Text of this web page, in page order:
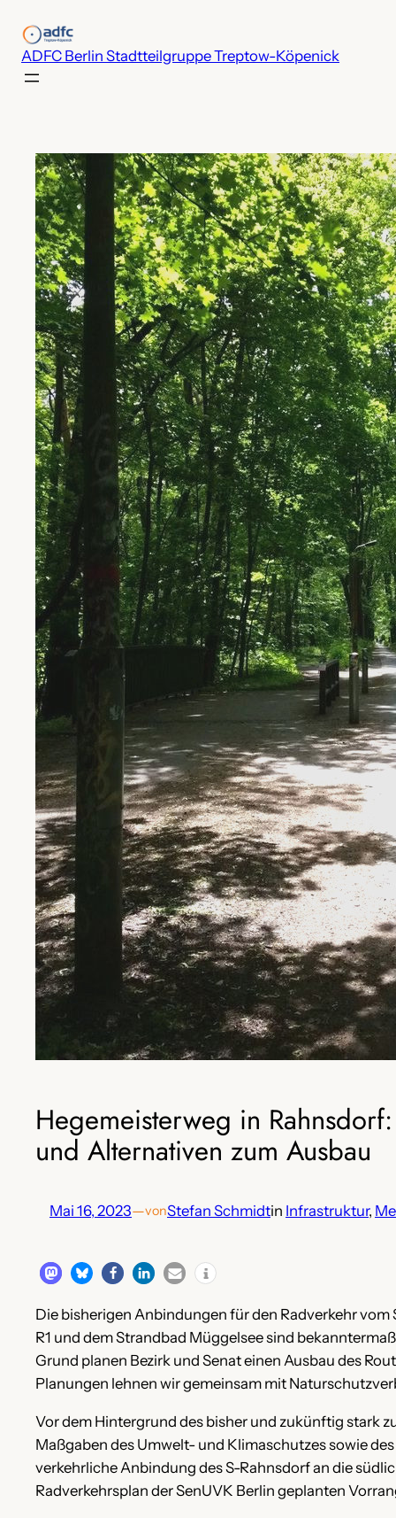
Inhalt
springen
ADFC Berlin Stadtteilgruppe Treptow-Köpenick
Hegemeisterweg in
und Alternativen zum Ausbau
Mai 16, 2023—vonStefan Schmidtin Infrastruktur,
Die bisherigen Anbindungen für den Radverkehr
R1 und dem Strandbad Müggelsee sind
Grund planen Bezirk und Senat einen Ausbau des
Planungen lehnen wir gemeinsam mit
Vor dem Hintergrund des bisher und zukünftig stark
Maßgaben des Umwelt- und Klimaschutzes sowie
verkehrliche Anbindung des S-Rahnsdorf an die
Radverkehrsplan der SenUVK Berlin geplanten